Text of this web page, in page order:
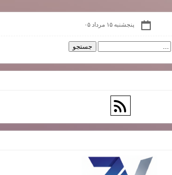
پنجشنبه ۱۵ مرداد ۰۵